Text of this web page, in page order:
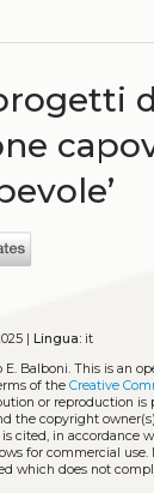
| Lingua:it
E. Balboni. This is an
of the Creative
or reproduction
the copyright
cited, in accordance
for commercial
which does not